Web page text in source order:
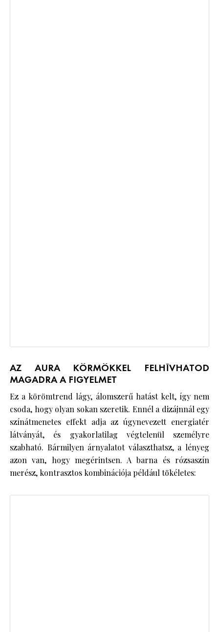
AZ AURA KÖRMÖKKEL FELHÍVHATOD
MAGADRA A FIGYELMET
Ez a körömtrend lágy, álomszerű hatást kelt, így nem
csoda, hogy olyan sokan szeretik. Ennél a dizájnnál egy
színátmenetes effekt adja az úgynevezett energiatér
látványát, és gyakorlatilag végtelenül személyre
szabható. Bármilyen árnyalatot választhatsz, a lényeg
azon van, hogy megérintsen. A barna és rózsaszín
merész, kontrasztos kombinációja például tökéletes: